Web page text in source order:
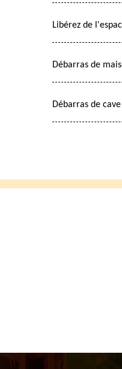
Libérez de
Débarras de
Débarras de cave